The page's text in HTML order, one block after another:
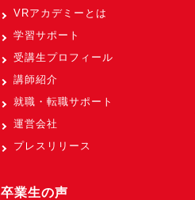
VRアカデミーとは
学習サポート
受講生プロフィール
講師紹介
就職・転職サポート
運営会社
プレスリリース
卒業生の声